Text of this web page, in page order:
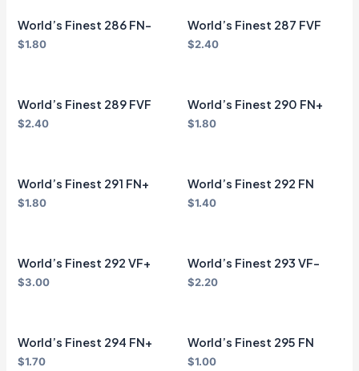
World’s Finest 286 FN-
$1.80
World’s Finest 287 FVF
$2.40
World’s Finest 289 FVF
$2.40
World’s Finest 290 FN+
$1.80
World’s Finest 291 FN+
$1.80
World’s Finest 292 FN
$1.40
World’s Finest 292 VF+
$3.00
World’s Finest 293 VF-
$2.20
World’s Finest 294 FN+
$1.70
World’s Finest 295 FN
$1.00